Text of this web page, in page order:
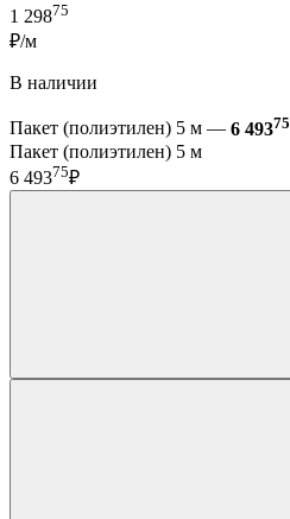
1 29875
₽/м
В наличии
Пакет (полиэтилен) 5 м — 6 49375
Пакет (полиэтилен) 5 м
6 49375₽